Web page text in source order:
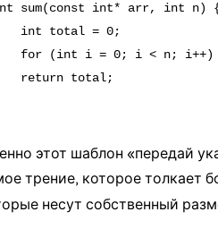
sum(const int* arr, int n)
int total = 0;
for (int i = 0; i < n; i++)
return total;
этот шаблон «передай
трение, которое толкает
несут собственный